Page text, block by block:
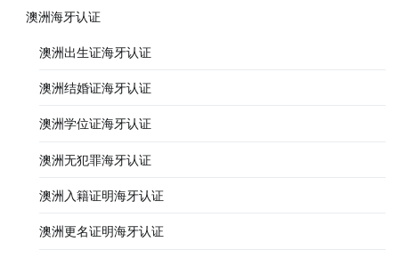
澳洲海牙认证
澳洲出生证海牙认证
澳洲结婚证海牙认证
澳洲学位证海牙认证
澳洲无犯罪海牙认证
澳洲入籍证明海牙认证
澳洲更名证明海牙认证